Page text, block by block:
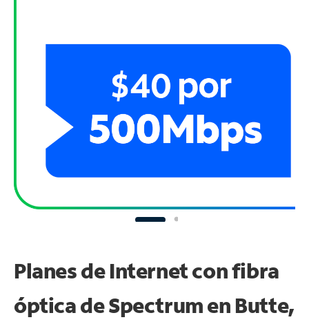
Planes de Internet con fibra
óptica de Spectrum en Butte,